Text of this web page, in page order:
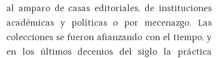
al amparo de casas editoriales, de instituciones
académicas y políticas o por mecenazgo. Las
colecciones se fueron afianzando con el tiempo, y
en los últimos decenios del siglo la práctica